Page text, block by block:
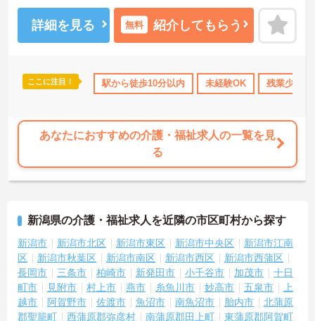
産休･育休･介護休暇取得実績あり 社会保険完備 交通費支給
に安心をお届けしています。職員一人ひとりの「働きやすさ」と
「キャリア」を大切にする社風が特徴です。福利厚生が非常に充実
しており、10歳～18歳のお子様を持つ方への「子ども手当」や、自
を目指せる支援制度（会社負担やキャッシュバック）が整ってお
り、スキルアップやキャリアアップ（サービス提供責任者、管理者
がら長く安心して働ける環境です。
＜家庭的で温かい！少人数のグループホーム＞家庭的な雰囲気の中
で、お一人おひとりに寄り添ったケアができるのが魅力です。認知
症の方を対象としていますが、介護度はお客様によって様々。食事
向き合いたい」という方にぴったりの環境です。
＜手厚い指導と資格支援＞入社後は2週間程度の研修期間があり、先
輩と一緒に業務を覚えながら、少しずつ独り立ちを目指せます。ま
た、入社後のキャリアアップ制度や、就業後の資格取得を積極的に
サポートする体制が整っています。
＜大手・日本生命グループだからこその安定感＞「全国約1,900カ所
を展開し、日本生命グループに加わった大手企業ならではのコンプ
ライアンスと福利厚生の充実度が安心の決め手です。基本給に加え
詳細を見る 無料 紹介してもらう
ここに注目！ 駅から徒歩10分以内 未経験OK 残業少なめ
あなたにおすすめの介護・福祉求人の一覧を見
る
新潟県の介護・福祉求人を近隣の市区町村から探す
新潟市 新潟市北区 新潟市東区 新潟市中央区
新潟市江南
区
新潟市秋葉区 新潟市南区 新潟市西区
新潟市西蒲区
長岡市
三条市 柏崎市 新発田市 小千谷市 加茂市
十日
町市
見附市 村上市 燕市 糸魚川市 妙高市 五泉市
上
越市
阿賀野市 佐渡市 魚沼市 南魚沼市 胎内市
北蒲原
郡聖籠町
西蒲原郡弥彦村 南蒲原郡田上町
東蒲原郡阿賀町